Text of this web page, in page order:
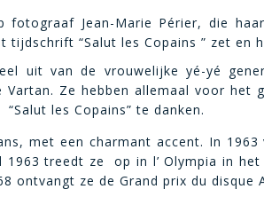
fotograaf Jean-Marie Périer, die
tijdschrift “Salut les Copains ” zet en
uit van de vrouwelijke yé-yé
Vartan. Ze hebben allemaal voor
les Copains” te danken.
met een charmant accent. In
1963 treedt ze op in l’ Olympia in
ontvangt ze de Grand prix du disque